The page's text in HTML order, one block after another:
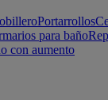
Portarrollos
para baño
con aumento